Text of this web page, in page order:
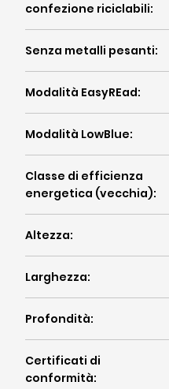
confezione riciclabili:
Senza metalli pesanti:
Modalità EasyREad:
Modalità LowBlue:
Classe di efficienza
energetica (vecchia):
Altezza:
Larghezza:
Profondità:
Certificati di
conformità: